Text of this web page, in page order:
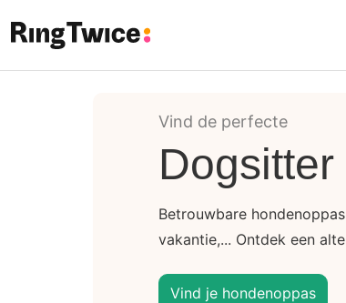
Vind de perfecte
Betrouwbare
vakantie,... Ontdek een
Vind je hondenoppas